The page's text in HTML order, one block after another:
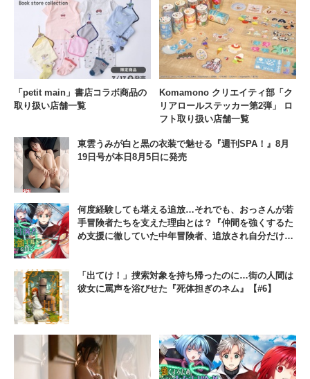
「petit main」書店コラボ商品の
取り扱い店舗一覧
Komamono クリエイティ部「ク
リアロールステッカー第2弾」 ロ
フト取り扱い店舗一覧
東雲うみが白と黒の衣装で魅せる『週刊SPA！』8月
19日号が本日8月5日に発売
何度経験しても堪える追放…それでも、おっさんが若
手冒険者たちを支えた理由とは？『仲間を強くするた
め支援に徹していた中年冒険者、追放され自分だけの
「出てけ！」捜索対象を持ち帰ったのに…街の人間は
彼女に罵声を浴びせた『死体担ぎのネム』【#6】